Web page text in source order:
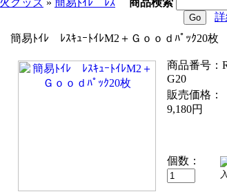
簡易ﾄｲﾚ ﾚｽｷｭｰﾄｲﾚM2＋Ｇｏｏｄﾊﾟｯｸ20枚
商品番号：
G20
販売価格：
9,180円
個数：